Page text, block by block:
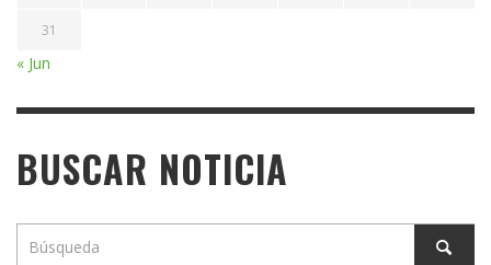
31
« Jun
BUSCAR NOTICIA